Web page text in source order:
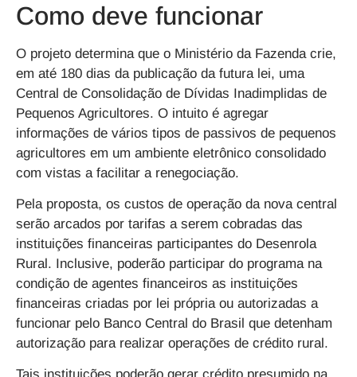
Como deve funcionar
O projeto determina que o Ministério da Fazenda crie,
em até 180 dias da publicação da futura lei, uma
Central de Consolidação de Dívidas Inadimplidas de
Pequenos Agricultores. O intuito é agregar
informações de vários tipos de passivos de pequenos
agricultores em um ambiente eletrônico consolidado
com vistas a facilitar a renegociação.
Pela proposta, os custos de operação da nova central
serão arcados por tarifas a serem cobradas das
instituições financeiras participantes do Desenrola
Rural. Inclusive, poderão participar do programa na
condição de agentes financeiros as instituições
financeiras criadas por lei própria ou autorizadas a
funcionar pelo Banco Central do Brasil que detenham
autorização para realizar operações de crédito rural.